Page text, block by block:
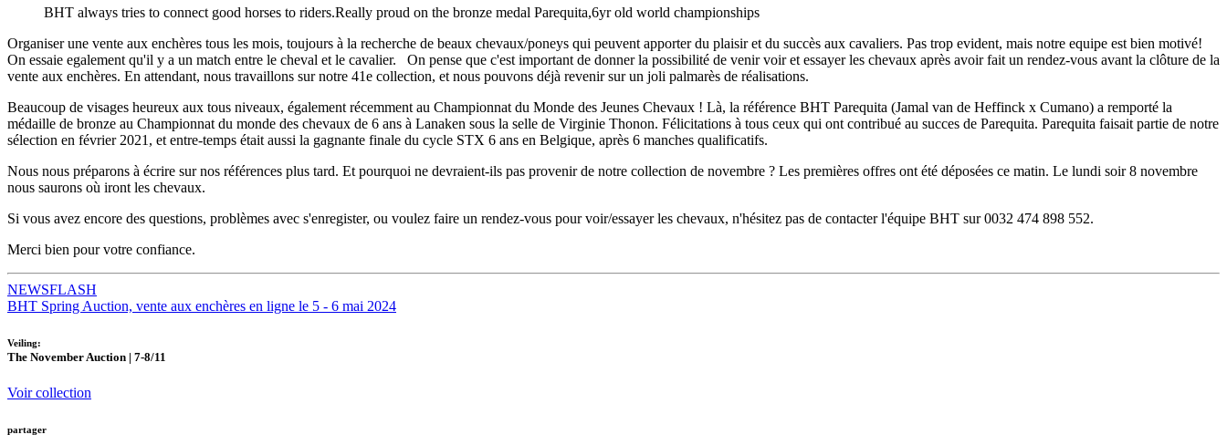
BHT always tries to connect good horses to riders.Really proud on the bronze medal Parequita,6yr old world championships
Organiser une vente aux enchères tous les mois, toujours à la recherche de beaux chevaux/poneys qui peuvent apporter du plaisir et du succès aux cavaliers. Pas trop evident, mais notre equipe est bien motivé!
On essaie egalement qu'il y a un match entre le cheval et le cavalier. On pense que c'est important de donner la possibilité de venir voir et essayer les chevaux après avoir fait un rendez-vous avant la clôture de la
vente aux enchères. En attendant, nous travaillons sur notre 41e collection, et nous pouvons déjà revenir sur un joli palmarès de réalisations.
Beaucoup de visages heureux aux tous niveaux, également récemment au Championnat du Monde des Jeunes Chevaux ! Là, la référence BHT Parequita (Jamal van de Heffinck x Cumano) a remporté la
médaille de bronze au Championnat du monde des chevaux de 6 ans à Lanaken sous la selle de Virginie Thonon. Félicitations à tous ceux qui ont contribué au succes de Parequita. Parequita faisait partie de notre
sélection en février 2021, et entre-temps était aussi la gagnante finale du cycle STX 6 ans en Belgique, après 6 manches qualificatifs.
Nous nous préparons à écrire sur nos références plus tard. Et pourquoi ne devraient-ils pas provenir de notre collection de novembre ? Les premières offres ont été déposées ce matin. Le lundi soir 8 novembre
nous saurons où iront les chevaux.
Si vous avez encore des questions, problèmes avec s'enregister, ou voulez faire un rendez-vous pour voir/essayer les chevaux, n'hésitez pas de contacter l'équipe BHT sur 0032 474 898 552.
Merci bien pour votre confiance.
NEWSFLASH
BHT Spring Auction, vente aux enchères en ligne le 5 - 6 mai 2024
Veiling:
The November Auction | 7-8/11
Voir collection
partager